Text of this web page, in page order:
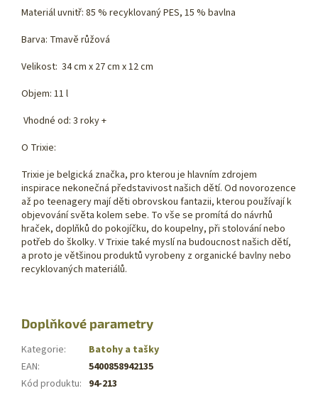
Materiál uvnitř: 85 % recyklovaný PES, 15 % bavlna
Barva: Tmavě růžová
Velikost: 34 cm x 27 cm x 12 cm
Objem: 11 l
Vhodné od: 3 roky +
O Trixie:
Trixie je belgická značka, pro kterou je hlavním zdrojem
inspirace nekonečná představivost našich dětí. Od novorozence
až po teenagery mají děti obrovskou fantazii, kterou používají k
objevování světa kolem sebe. To vše se promítá do návrhů
hraček, doplňků do pokojíčku, do koupelny, při stolování nebo
potřeb do školky. V Trixie také myslí na budoucnost našich dětí,
a proto je většinou produktů vyrobeny z organické bavlny nebo
recyklovaných materiálů.
Doplňkové parametry
Kategorie:
Batohy a tašky
EAN:
5400858942135
Kód produktu: 94-213